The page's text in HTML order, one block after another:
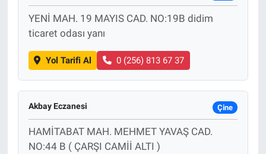
YENİ MAH. 19 MAYIS CAD. NO:19B didim
ticaret odası yanı
Yol Tarifi Al 0 (256) 813 67 37
Akbay Eczanesi Çine
HAMİTABAT MAH. MEHMET YAVAŞ CAD.
NO:44 B ( ÇARŞI CAMİİ ALTI )